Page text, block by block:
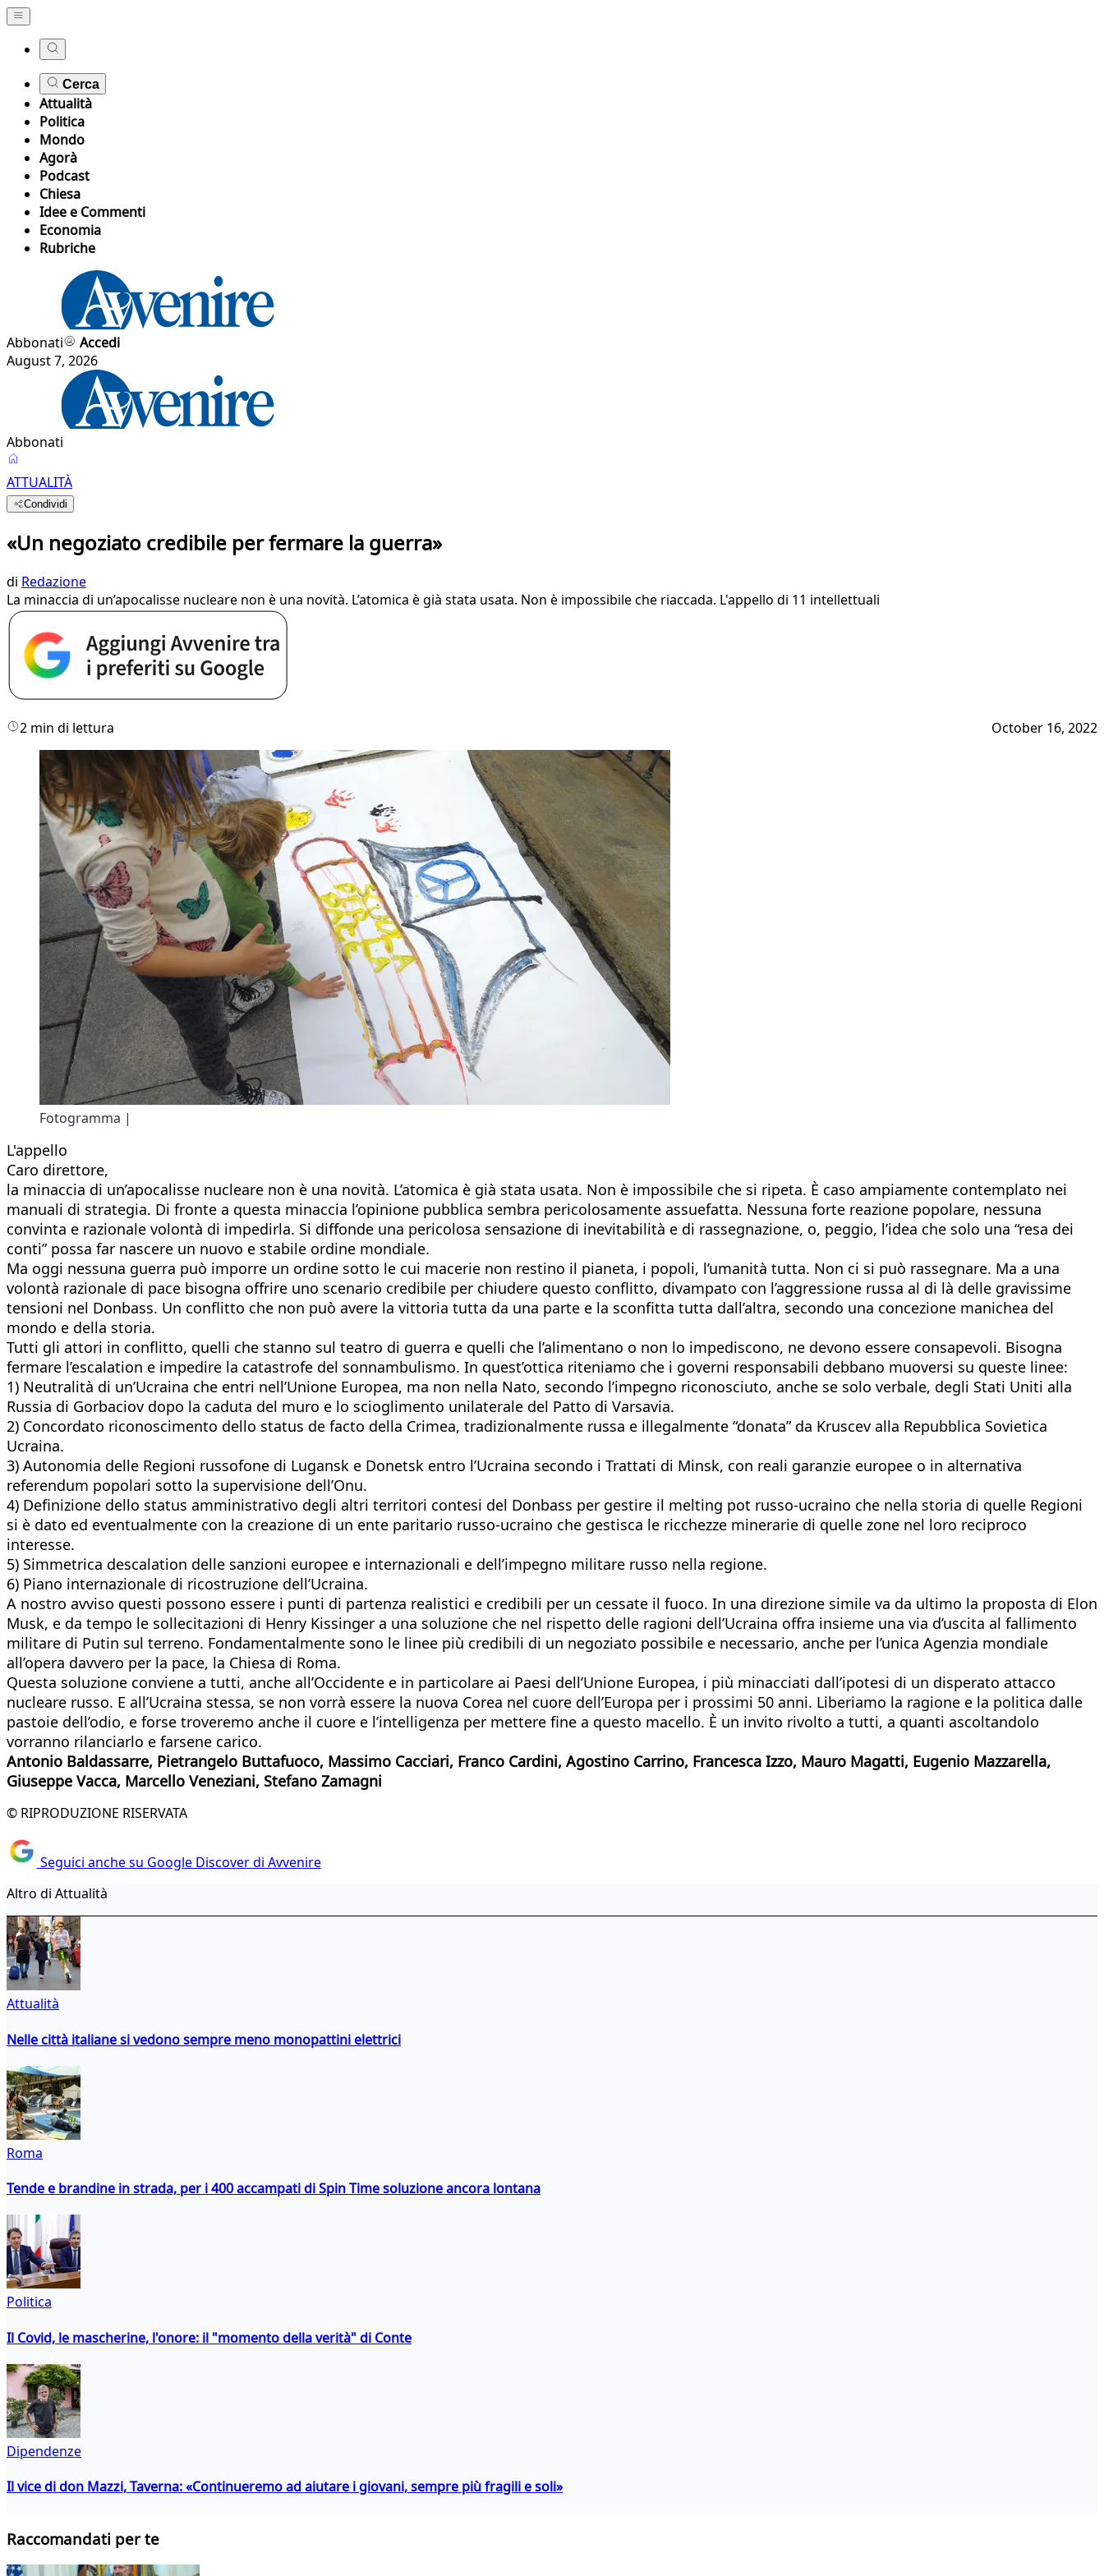
Cerca
Attualità
Politica
Mondo
Agorà
Podcast
Chiesa
Idee e Commenti
Economia
Rubriche
Abbonati
Accedi
August 7, 2026
Abbonati
ATTUALITÀ
Condividi
«Un negoziato credibile per fermare la guerra»
di Redazione
La minaccia di un’apocalisse nucleare non è una novità. L’atomica è già stata usata. Non è impossibile che riaccada. L'appello di 11 intellettuali
2 min di lettura October 16, 2022
Fotogramma |
L'appello​
Caro direttore,
la minaccia di un’apocalisse nucleare non è una novità. L’atomica è già stata usata. Non è impossibile che si ripeta. È caso ampiamente contemplato nei
manuali di strategia. Di fronte a questa minaccia l’opinione pubblica sembra pericolosamente assuefatta. Nessuna forte reazione popolare, nessuna
convinta e razionale volontà di impedirla. Si diffonde una pericolosa sensazione di inevitabilità e di rassegnazione, o, peggio, l’idea che solo una “resa dei
conti” possa far nascere un nuovo e stabile ordine mondiale.
Ma oggi nessuna guerra può imporre un ordine sotto le cui macerie non restino il pianeta, i popoli, l’umanità tutta. Non ci si può rassegnare. Ma a una
volontà razionale di pace bisogna offrire uno scenario credibile per chiudere questo conflitto, divampato con l’aggressione russa al di là delle gravissime
tensioni nel Donbass. Un conflitto che non può avere la vittoria tutta da una parte e la sconfitta tutta dall’altra, secondo una concezione manichea del
mondo e della storia.
Tutti gli attori in conflitto, quelli che stanno sul teatro di guerra e quelli che l’alimentano o non lo impediscono, ne devono essere consapevoli. Bisogna
fermare l’escalation e impedire la catastrofe del sonnambulismo. In quest’ottica riteniamo che i governi responsabili debbano muoversi su queste linee:
1) Neutralità di un’Ucraina che entri nell’Unione Europea, ma non nella Nato, secondo l’impegno riconosciuto, anche se solo verbale, degli Stati Uniti alla
Russia di Gorbaciov dopo la caduta del muro e lo scioglimento unilaterale del Patto di Varsavia.
2) Concordato riconoscimento dello status de facto della Crimea, tradizionalmente russa e illegalmente “donata” da Kruscev alla Repubblica Sovietica
Ucraina.
3) Autonomia delle Regioni russofone di Lugansk e Donetsk entro l’Ucraina secondo i Trattati di Minsk, con reali garanzie europee o in alternativa
referendum popolari sotto la supervisione dell’Onu.
4) Definizione dello status amministrativo degli altri territori contesi del Donbass per gestire il melting pot russo-ucraino che nella storia di quelle Regioni
si è dato ed eventualmente con la creazione di un ente paritario russo-ucraino che gestisca le ricchezze minerarie di quelle zone nel loro reciproco
interesse.
5) Simmetrica descalation delle sanzioni europee e internazionali e dell’impegno militare russo nella regione.
6) Piano internazionale di ricostruzione dell’Ucraina.
A nostro avviso questi possono essere i punti di partenza realistici e credibili per un cessate il fuoco. In una direzione simile va da ultimo la proposta di Elon
Musk, e da tempo le sollecitazioni di Henry Kissinger a una soluzione che nel rispetto delle ragioni dell’Ucraina offra insieme una via d’uscita al fallimento
militare di Putin sul terreno. Fondamentalmente sono le linee più credibili di un negoziato possibile e necessario, anche per l’unica Agenzia mondiale
all’opera davvero per la pace, la Chiesa di Roma.
Questa soluzione conviene a tutti, anche all’Occidente e in particolare ai Paesi dell’Unione Europea, i più minacciati dall’ipotesi di un disperato attacco
nucleare russo. E all’Ucraina stessa, se non vorrà essere la nuova Corea nel cuore dell’Europa per i prossimi 50 anni. Liberiamo la ragione e la politica dalle
pastoie dell’odio, e forse troveremo anche il cuore e l’intelligenza per mettere fine a questo macello. È un invito rivolto a tutti, a quanti ascoltandolo
vorranno rilanciarlo e farsene carico.
Antonio Baldassarre, Pietrangelo Buttafuoco, Massimo Cacciari, Franco Cardini, Agostino Carrino, Francesca Izzo, Mauro Magatti, Eugenio Mazzarella,
Giuseppe Vacca, Marcello Veneziani, Stefano Zamagni
© RIPRODUZIONE RISERVATA
Seguici anche su Google Discover di Avvenire
Altro di Attualità
Attualità
Nelle città italiane si vedono sempre meno monopattini elettrici
Roma
Tende e brandine in strada, per i 400 accampati di Spin Time soluzione ancora lontana
Politica
Il Covid, le mascherine, l'onore: il "momento della verità" di Conte
Dipendenze
Il vice di don Mazzi, Taverna: «Continueremo ad aiutare i giovani, sempre più fragili e soli»
Raccomandati per te